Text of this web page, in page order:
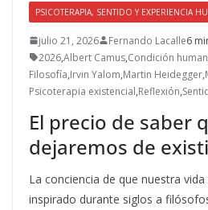
PSICOTERAPIA, SENTIDO Y EXPERIENCIA
julio 21, 2026 Fernando Lacalle6
2026,Albert Camus,Condición
Filosofía,Irvin Yalom,Martin Heidegger,
Psicoterapia existencial,Reflexión,
El precio de saber
dejaremos de
La conciencia de que nuestra
inspirado durante siglos a